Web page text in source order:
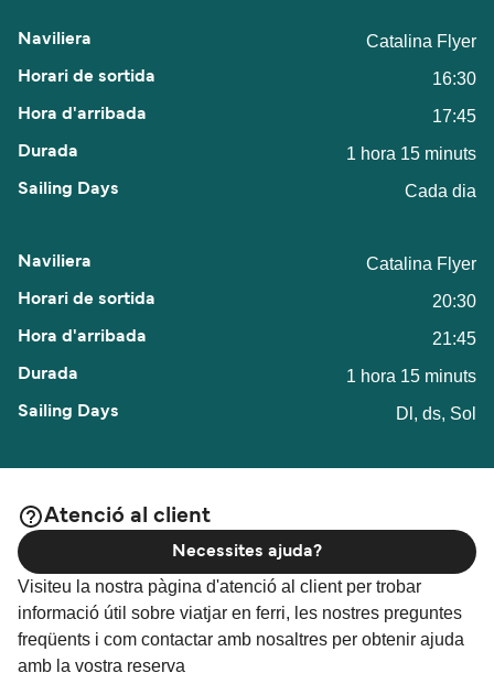
Catalina Flyer
16:30
17:45
1 hora 15 minuts
Cada dia
Catalina Flyer
20:30
21:45
1 hora 15 minuts
Dl, ds, Sol
Atenció al client
Visiteu la nostra pàgina d'atenció al client per trobar
informació útil sobre viatjar en ferri, les nostres preguntes
freqüents i com contactar amb nosaltres per obtenir ajuda
amb la vostra reserva
Necessites ajuda?